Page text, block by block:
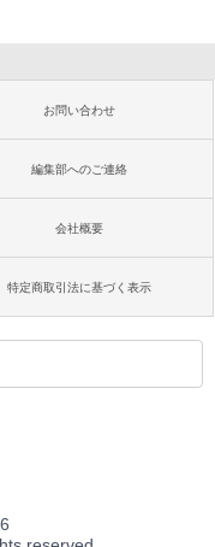
お問い合わせ
編集部へのご連絡
会社概要
特定商取引法に基づく表示